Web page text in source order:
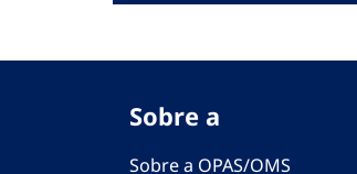
Sobre a
Sobre a OPAS/OMS